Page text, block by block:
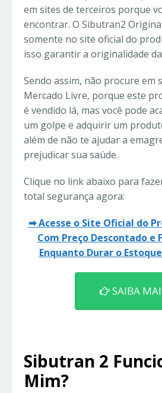
em sites de terceiros porque
encontrar. O Sibutran2
somente no site oficial do
isso garantir a originalidade
Sendo assim, não procure em
Mercado Livre, porque este
é vendido lá, mas você pode
um golpe e adquirir um
além de não te ajudar a
prejudicar sua saúde.
Clique no link abaixo para
total segurança agora:
➡ Acesse o Site Oficial do
Com Preço Descontado e
Enquanto Durar o
SAIBA
Sibutran 2
Mim?